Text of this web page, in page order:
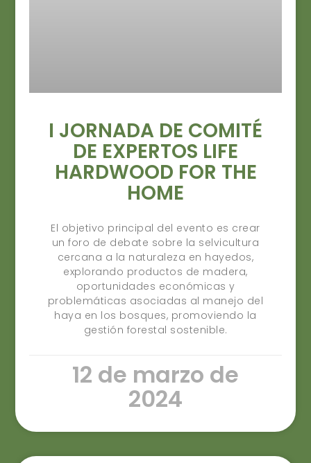
I JORNADA DE COMITÉ
DE EXPERTOS LIFE
HARDWOOD FOR THE
HOME
El objetivo principal del evento es crear
un foro de debate sobre la selvicultura
cercana a la naturaleza en hayedos,
explorando productos de madera,
oportunidades económicas y
problemáticas asociadas al manejo del
haya en los bosques, promoviendo la
gestión forestal sostenible.
12 de marzo de
2024